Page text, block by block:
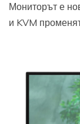
Мониторът е
и KVM